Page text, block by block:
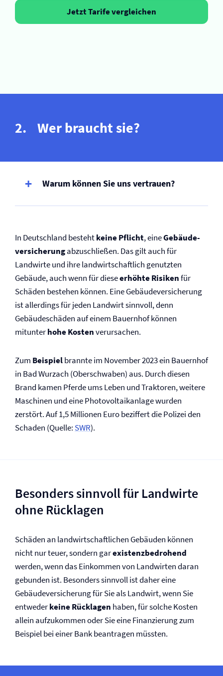
Jetzt Tarife vergleichen
Wer braucht sie?
Warum können Sie uns vertrauen?
In Deutschland bestehtkeine Pflicht, eineGebäude­
versicherungabzuschließen. Das gilt auch für
Landwirte und ihre landwirtschaftlich genutzten
Gebäude, auch wenn für dieseerhöhte Risikenfür
Schäden bestehen können. Eine Gebäude­versicherung
ist allerdings für jeden Landwirt sinnvoll, denn
Gebäudeschäden auf einem Bauernhof können
mitunterhohe Kostenverursachen.
Zum Beispielbrannte im November 2023 ein Bauernhof
in Bad Wurzach (Oberschwaben) aus. Durch diesen
Brand kamen Pferde ums Leben und Traktoren, weitere
Maschinen und eine Photovoltaik­anlage wurden
zerstört. Auf 1,5 Millionen Euro beziffert die Polizei den
Schaden (Quelle: SWR).
Besonders sinnvoll für Landwirte
ohne Rücklagen
Schäden an landwirtschaftlichen Gebäuden können
nicht nur teuer, sondern garexistenzbedrohend
werden, wenn das Einkommen von Landwirten daran
gebunden ist. Besonders sinnvoll ist daher eine
Gebäude­versicherung für Sie als Landwirt, wenn Sie
entwederkeine Rücklagen haben, für solche Kosten
allein aufzukommen oder Sie eine Finanzierung zum
Beispiel bei einer Bank beantragen müssten.